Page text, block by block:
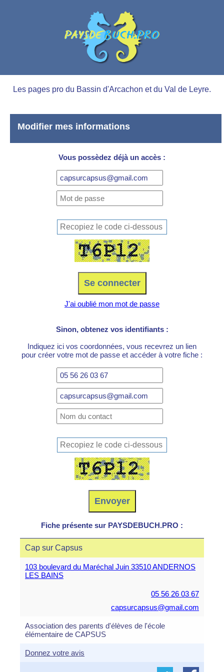
Les pages pro du Bassin d'Arcachon et du Val de Leyre.
Modifier mes informations
Vous possèdez déjà un accès :
J'ai oublié mon mot de passe
Sinon, obtenez vos identifiants :
Indiquez ici vos coordonnées, vous recevrez un lien
pour créer votre mot de passe et accéder à votre fiche :
Fiche présente sur PAYSDEBUCH.PRO :
Cap sur Capsus
103 boulevard du Maréchal Juin 33510 ANDERNOS
LES BAINS
05 56 26 03 67
capsurcapsus@gmail.com
Association des parents d'élèves de l'école
élémentaire de CAPSUS
Donnez votre avis